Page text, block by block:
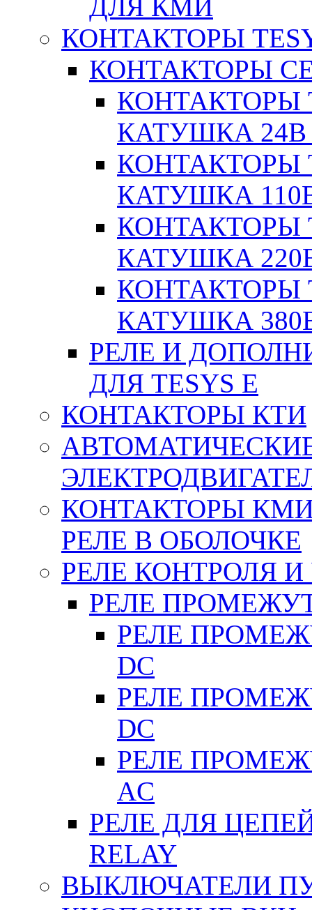
ДЛЯ КМИ
КОНТАКТОРЫ
КОНТАКТОРЫ
КОНТАКТОРЫ
КАТУШКА 24В
КОНТАКТОРЫ
КАТУШКА
КОНТАКТОРЫ
КАТУШКА
КОНТАКТОРЫ
КАТУШКА
РЕЛЕ И
ДЛЯ TESYS E
КОНТАКТОРЫ КТИ
КОНТАКТОРЫ
РЕЛЕ В ОБОЛОЧКЕ
РЕЛЕ КОНТРОЛЯ
РЕЛЕ
РЕЛЕ
DC
РЕЛЕ
DC
РЕЛЕ
АC
РЕЛЕ ДЛЯ
RELAY
ВЫКЛЮЧАТЕЛИ